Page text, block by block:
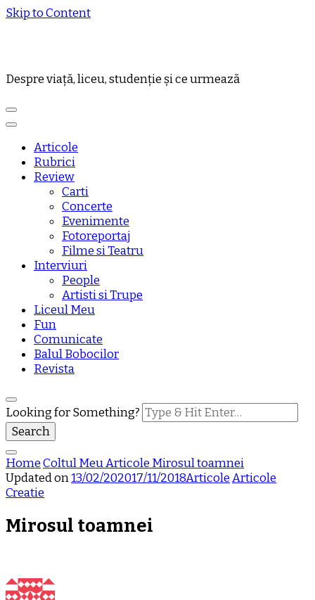
Skip to Content
Despre viață, liceu, studenție și ce urmează
Articole
Rubrici
Review
Carti
Concerte
Evenimente
Fotoreportaj
Filme si Teatru
Interviuri
People
Artisti si Trupe
Liceul Meu
Fun
Comunicate
Balul Bobocilor
Revista
Looking for Something?
HomeColtul MeuArticole Mirosul toamnei
Updated on13/02/202017/11/2018ArticoleArticole
Creatie
Mirosul toamnei